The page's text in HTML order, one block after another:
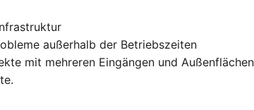
außerhalb der Betriebszeiten
mit mehreren Eingängen und